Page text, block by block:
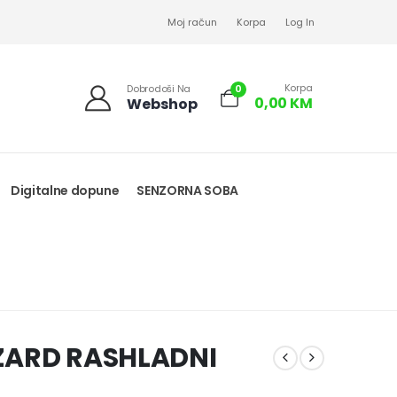
Moj račun Korpa Log In
Dobrodoši Na
Webshop
0 Korpa
0,00 KM
Digitalne dopune SENZORNA SOBA
RASHLADNI